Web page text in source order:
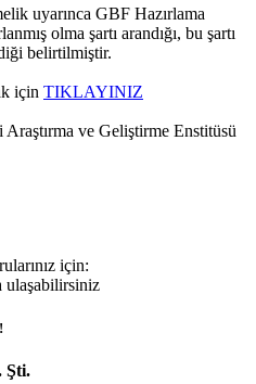
uyarınca GBF Hazırlama
olma şartı arandığı, bu şartı
belirtilmiştir.
için TIKLAYINIZ
ve Geliştirme Enstitüsü
için:
ulaşabilirsiniz
Şti.